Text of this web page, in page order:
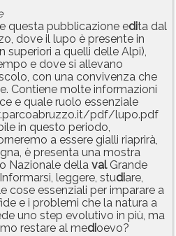
questa pubblicazione edita dal
dove il lupo è presente in
superiori a quelli delle Alpi),
e dove si allevano
con una convivenza che
Contiene molte informazioni
e quale ruolo essenziale
pdf/lupo.pdf
in questo periodo,
a essere gialli riaprirà,
è presenta una mostra
Nazionale della valGrande
leggere, studiare,
cose essenziali per imparare a
e i problemi che la natura a
uno step evolutivo in più, ma
restare al medioevo?